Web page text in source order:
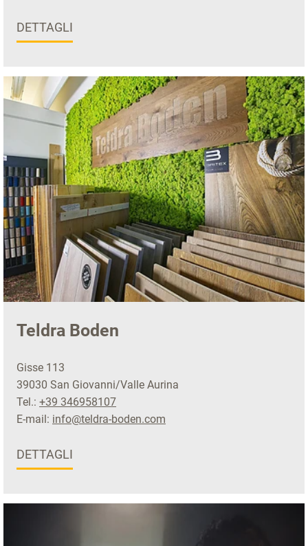
DETTAGLI
Teldra Boden
Gisse 113
39030 San Giovanni/Valle Aurina
Tel.: +39 346958107
E-mail: info@teldra-boden.com
DETTAGLI